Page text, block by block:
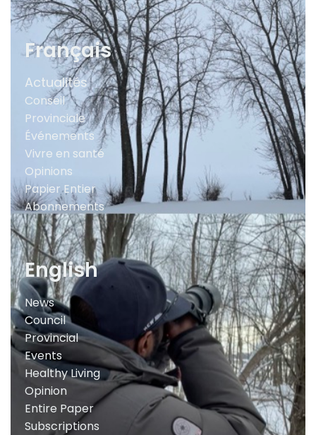
Français
Actualités
Conseil
Provinciale
Événements
Vivre en santé
Opinions
Papier Entier
Abonnements
English
News
Council
Provincial
Events
Healthy Living
Opinion
Entire Paper
Subscriptions